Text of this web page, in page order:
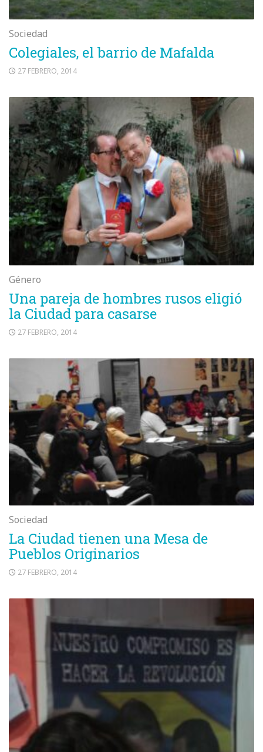
Sociedad
Colegiales, el barrio de Mafalda
27 FEBRERO, 2014
Género
Una pareja de hombres rusos eligió
la Ciudad para casarse
27 FEBRERO, 2014
Sociedad
La Ciudad tienen una Mesa de
Pueblos Originarios
27 FEBRERO, 2014